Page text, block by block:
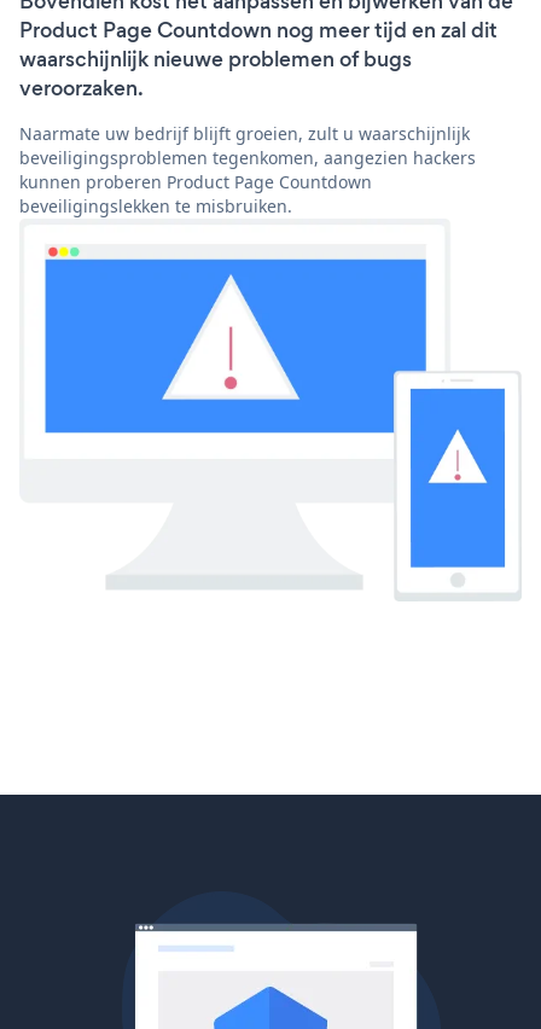
Product Page Countdown nog meer tijd en zal dit
waarschijnlijk nieuwe problemen of bugs
veroorzaken.
Naarmate uw bedrijf blijft groeien, zult u waarschijnlijk
beveiligingsproblemen tegenkomen, aangezien hackers
kunnen proberen Product Page Countdown
beveiligingslekken te misbruiken.